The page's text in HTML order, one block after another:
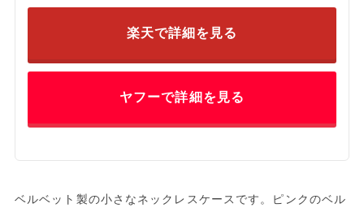
楽天で詳細を見る
ヤフーで詳細を見る
ベルベット製の小さなネックレスケースです。ピンクのベル